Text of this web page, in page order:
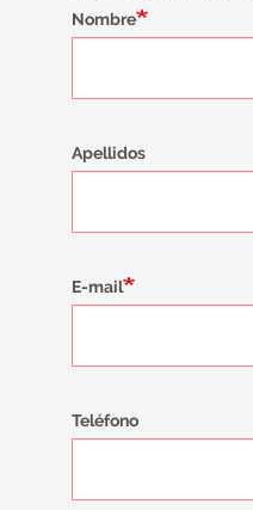
Nombre
Apellidos
E-mail
Teléfono